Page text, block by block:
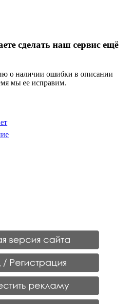
сделать наш сервис ещё
о наличии ошибки в описании
мы ее исправим.